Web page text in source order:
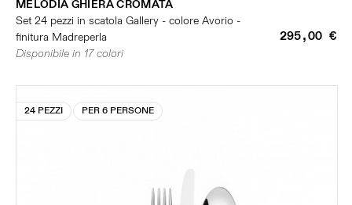
MELODIA GHIERA CROMATA
Set 24 pezzi in scatola Gallery - colore Avorio -
finitura Madreperla
295,00 €
Disponibile in 17 colori
24 PEZZI PER 6 PERSONE